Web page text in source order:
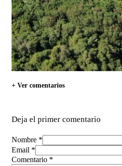
+ Ver comentarios
Deja el primer comentario
Nombre *
Email *
Comentario *